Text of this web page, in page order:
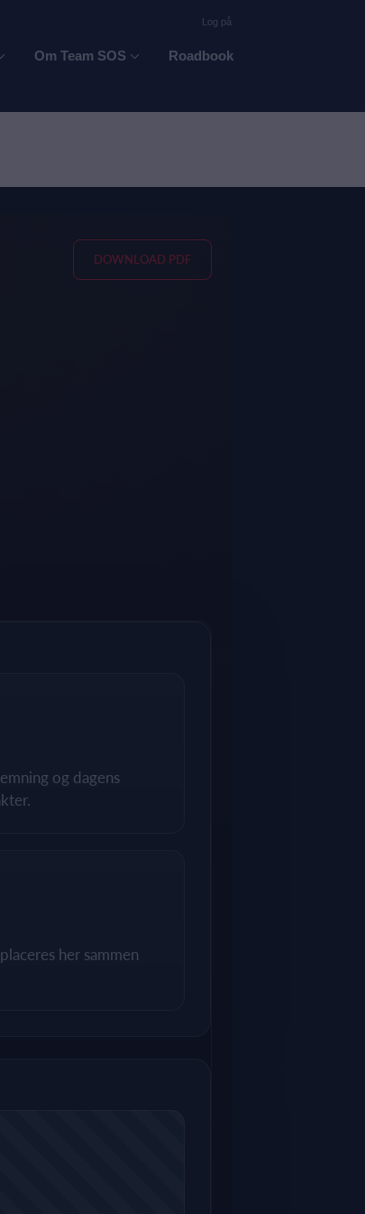
Log på
Om Team SOS Roadbook
DOWNLOAD PDF
og dagens
her sammen